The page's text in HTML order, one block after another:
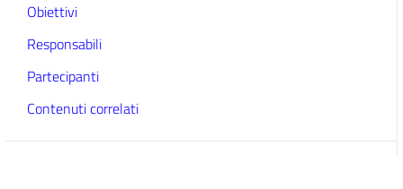
Obiettivi
Responsabili
Partecipanti
Contenuti correlati